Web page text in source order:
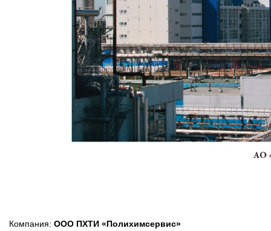
Компания: ООО ПХТИ «Полихимсервис»